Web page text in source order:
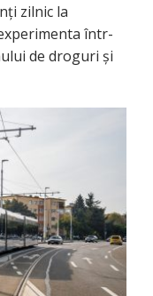
zilnic la
într-
de droguri și